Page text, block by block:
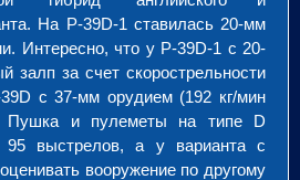
На P-39D-1 ставилась 20-мм
Интересно, что у P-39D-1 с 20-
залп за счет скорострельности
с 37-мм орудием (192 кг/мин
Пушка и пулеметы на типе D
95 выстрелов, а у варианта с
вооружение по другому